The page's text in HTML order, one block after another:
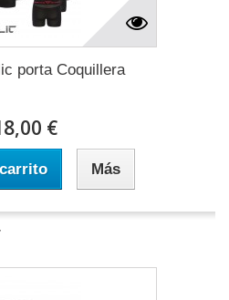
porta Coquillera
€
Más